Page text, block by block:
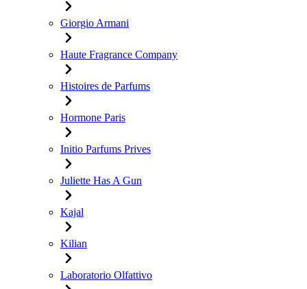
Giorgio Armani
Haute Fragrance Company
Histoires de Parfums
Hormone Paris
Initio Parfums Prives
Juliette Has A Gun
Kajal
Kilian
Laboratorio Olfattivo